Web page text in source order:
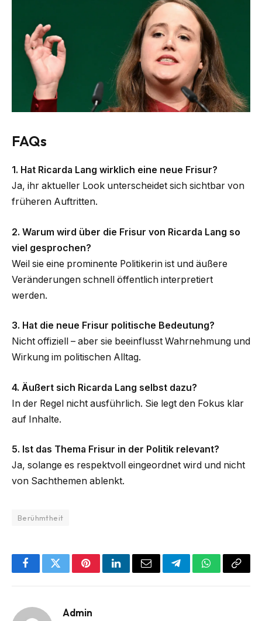
FAQs
1. Hat Ricarda Lang wirklich eine neue Frisur?
Ja, ihr aktueller Look unterscheidet sich sichtbar von
früheren Auftritten.
2. Warum wird über die Frisur von Ricarda Lang so
viel gesprochen?
Weil sie eine prominente Politikerin ist und äußere
Veränderungen schnell öffentlich interpretiert
werden.
3. Hat die neue Frisur politische Bedeutung?
Nicht offiziell – aber sie beeinflusst Wahrnehmung und
Wirkung im politischen Alltag.
4. Äußert sich Ricarda Lang selbst dazu?
In der Regel nicht ausführlich. Sie legt den Fokus klar
auf Inhalte.
5. Ist das Thema Frisur in der Politik relevant?
Ja, solange es respektvoll eingeordnet wird und nicht
von Sachthemen ablenkt.
Berühmtheit
FacebookTwitterPinterestLinkedInEmail TelegramWhatsApp
Copy
Admin